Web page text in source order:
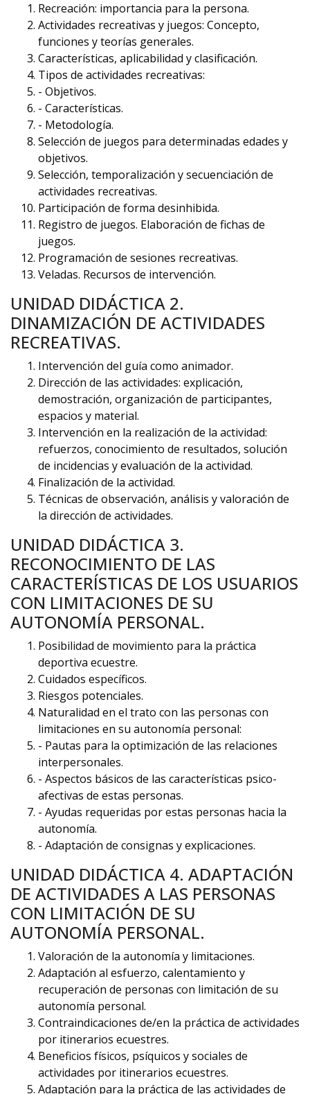
Recreación: importancia para la persona.
Actividades recreativas y juegos: Concepto,
funciones y teorías generales.
Características, aplicabilidad y clasificación.
Tipos de actividades recreativas:
- Objetivos.
- Características.
- Metodología.
Selección de juegos para determinadas edades y
objetivos.
Selección, temporalización y secuenciación de
actividades recreativas.
Participación de forma desinhibida.
Registro de juegos. Elaboración de fichas de
juegos.
Programación de sesiones recreativas.
Veladas. Recursos de intervención.
UNIDAD DIDÁCTICA 2.
DINAMIZACIÓN DE ACTIVIDADES
RECREATIVAS.
Intervención del guía como animador.
Dirección de las actividades: explicación,
demostración, organización de participantes,
espacios y material.
Intervención en la realización de la actividad:
refuerzos, conocimiento de resultados, solución
de incidencias y evaluación de la actividad.
Finalización de la actividad.
Técnicas de observación, análisis y valoración de
la dirección de actividades.
UNIDAD DIDÁCTICA 3.
RECONOCIMIENTO DE LAS
CARACTERÍSTICAS DE LOS USUARIOS
CON LIMITACIONES DE SU
AUTONOMÍA PERSONAL.
Posibilidad de movimiento para la práctica
deportiva ecuestre.
Cuidados específicos.
Riesgos potenciales.
Naturalidad en el trato con las personas con
limitaciones en su autonomía personal:
- Pautas para la optimización de las relaciones
interpersonales.
- Aspectos básicos de las características psico-
afectivas de estas personas.
- Ayudas requeridas por estas personas hacia la
autonomía.
- Adaptación de consignas y explicaciones.
UNIDAD DIDÁCTICA 4. ADAPTACIÓN
DE ACTIVIDADES A LAS PERSONAS
CON LIMITACIÓN DE SU
AUTONOMÍA PERSONAL.
Valoración de la autonomía y limitaciones.
Adaptación al esfuerzo, calentamiento y
recuperación de personas con limitación de su
autonomía personal.
Contraindicaciones de/en la práctica de actividades
por itinerarios ecuestres.
Beneficios físicos, psíquicos y sociales de
actividades por itinerarios ecuestres.
Adaptación para la práctica de las actividades de